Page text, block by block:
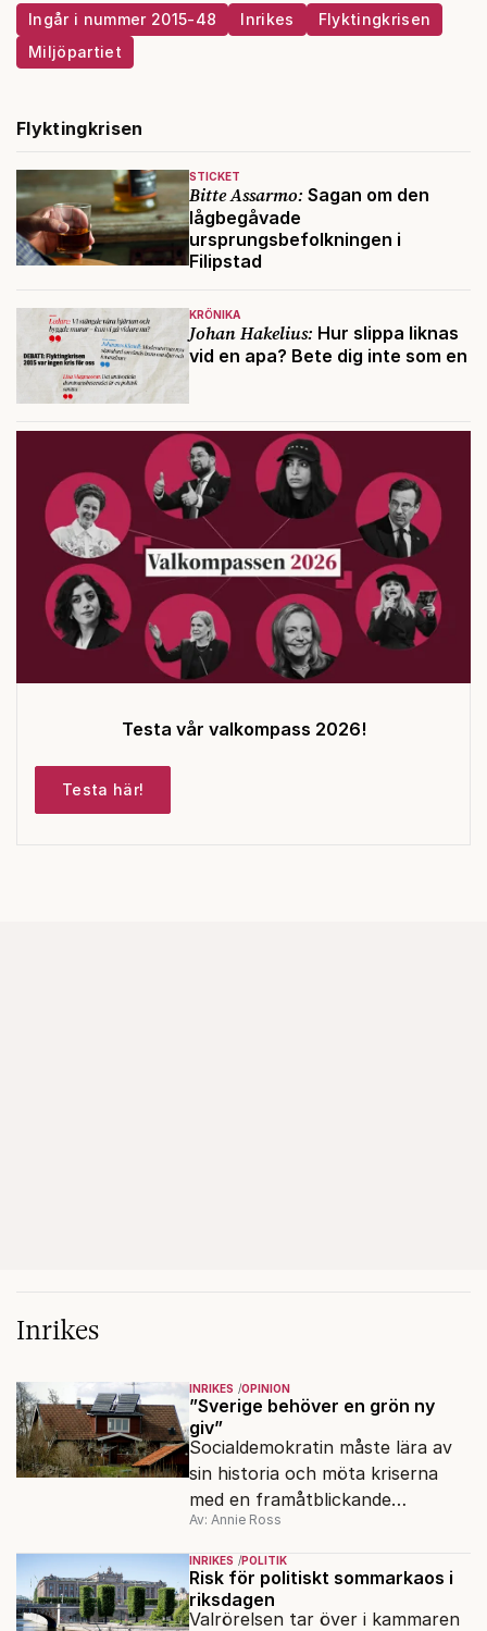
Ingår i nummer 2015-48 Inrikes
Flyktingkrisen
Miljöpartiet
Flyktingkrisen
STICKET
Bitte Assarmo: Sagan om den
lågbegåvade
ursprungsbefolkningen i
Filipstad
KRÖNIKA
Johan Hakelius: Hur slippa liknas
vid en apa? Bete dig inte som en
Testa vår valkompass 2026!
Testa här!
Inrikes
INRIKES OPINION
”Sverige behöver en grön ny
giv”
Socialdemokratin måste lära av
sin historia och möta kriserna
med en framåtblickande
strukturpolitik för att göra
Sverige långsiktigt hållbart,
jämlikt och kriståligt.
Av: Annie Ross
INRIKES POLITIK
Risk för politiskt sommarkaos i
riksdagen
Valrörelsen tar över i kammaren